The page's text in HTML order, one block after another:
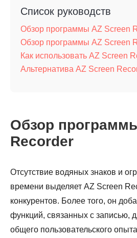
Список руководств
Обзор программы AZ Screen
Обзор программы AZ Screen
Как использовать AZ Screen
Альтернатива AZ Screen
Обзор
Recorder
Отсутствие водяных знаков и
времени выделяет AZ Screen
конкурентов. Более того, он
функций, связанных с записью,
общего пользовательского